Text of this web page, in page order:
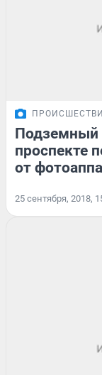
Подземный
проспекте
от
25 сентября, 2018,